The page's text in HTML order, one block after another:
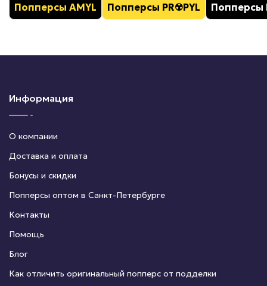
Попперсы AMYL Попперсы PR☢️PYL Попперсы
Информация
О компании
Доставка и оплата
Бонусы и скидки
Попперсы оптом в Санкт-Петербурге
Контакты
Помощь
Блог
Как отличить оригинальный попперс от подделки